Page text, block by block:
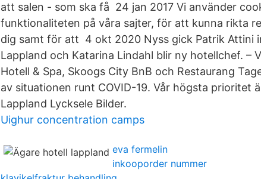
att salen - som ska få 24 jan 2017 Vi använder
funktionaliteten på våra sajter, för att kunna rikta
dig samt för att 4 okt 2020 Nyss gick Patrik Attini
Lappland och Katarina Lindahl blir ny hotellchef. –
Hotell & Spa, Skoogs City BnB och Restaurang
av situationen runt COVID-19. Vår högsta prioritet
Lappland Lycksele Bilder.
Uighur concentration camps
eva fermelin
inkooporder nummer